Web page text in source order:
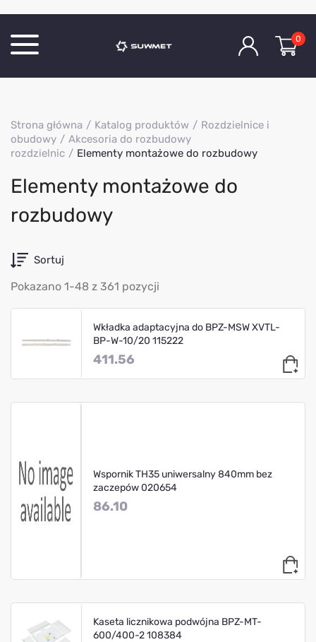
O Firmie
Aktualności
Kontakt
0
Strona główna Katalog produktów
Rozdzielnice i
obudowy
Akcesoria do rozbudowy
rozdzielnic
Elementy montażowe do rozbudowy
Elementy montażowe do
rozbudowy
Sortuj
Pokazano 1-48 z 361 pozycji
Wkładka adaptacyjna do BPZ-MSW XVTL-
BP-W-10/20 115222
411.56
Wspornik TH35 uniwersalny 840mm bez
zaczepów 020654
86.10
Kaseta licznikowa podwójna BPZ-MT-
600/400-2 108384